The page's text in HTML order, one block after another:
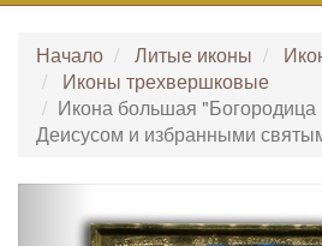
Начало Литые иконы
Иконы трехвершковые
Икона большая "Богородица
Деисусом и избранными